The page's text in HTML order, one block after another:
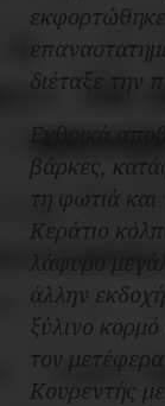
διέταξε
Εχθρικά
βάρκες,
τη φωτιά και
Κεράτιο
λάφυρο
άλλην
ξύλινο
τον
Κουρεντής